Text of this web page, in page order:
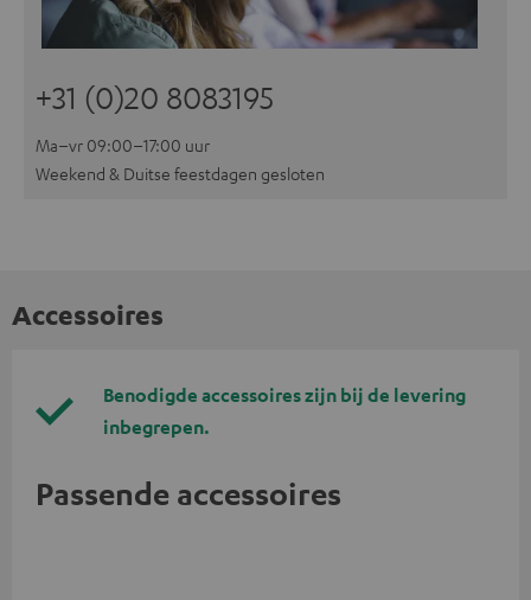
+31 (0)20 8083195
Ma–vr 09:00–17:00 uur
Weekend & Duitse feestdagen gesloten
Accessoires
Benodigde accessoires zijn bij de levering
inbegrepen.
Passende accessoires